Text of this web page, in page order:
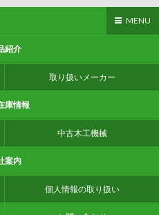
MENU
紹介
取り扱いメーカー
庫情報
中古木工機械
案内
個人情報の取り扱い
ら皆様へ